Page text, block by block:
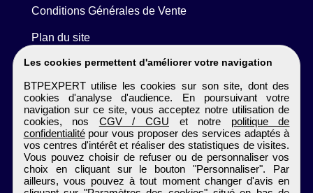
Les cookies permettent d'améliorer votre navigation
BTPEXPERT utilise les cookies sur son site, dont des
cookies d'analyse d'audience. En poursuivant votre
navigation sur ce site, vous acceptez notre utilisation de
cookies, nos CGV / CGU et notre politique de
confidentialitépour vous proposer des services adaptés à
vos centres d'intérêt et réaliser des statistiques de visites.
Vous pouvez choisir de refuser ou de personnaliser vos
choix en cliquant sur le bouton "Personnaliser". Par
ailleurs, vous pouvez à tout moment changer d'avis en
Conditions Générales de Vente
Plan du site